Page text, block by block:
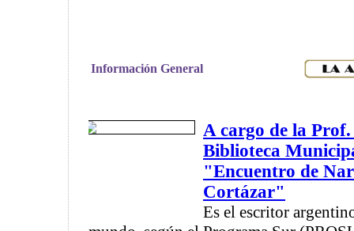
Información General
A cargo de la
Biblioteca
"Encuentro de
Cortázar"
Es el escritor